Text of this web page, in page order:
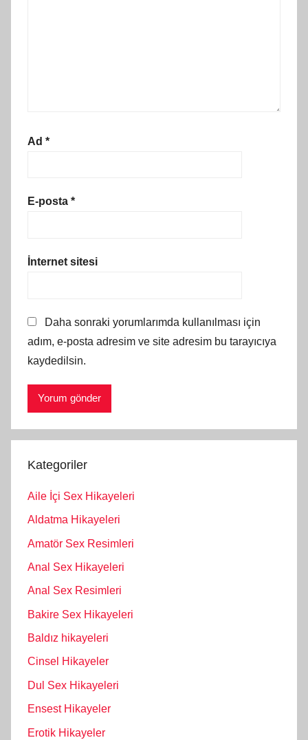
Ad *
E-posta *
İnternet sitesi
Daha sonraki yorumlarımda kullanılması için
adım, e-posta adresim ve site adresim bu tarayıcıya
kaydedilsin.
Kategoriler
Aile İçi Sex Hikayeleri
Aldatma Hikayeleri
Amatör Sex Resimleri
Anal Sex Hikayeleri
Anal Sex Resimleri
Bakire Sex Hikayeleri
Baldız hikayeleri
Cinsel Hikayeler
Dul Sex Hikayeleri
Ensest Hikayeler
Erotik Hikayeler